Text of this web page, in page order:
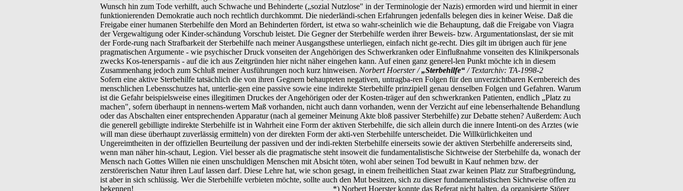
Wunsch hin zum Tode verhilft, auch Schwache und Behinderte („sozial Nutzlose" in der Terminologie der Nazis) ermorden wird und hiermit in einer
funktionierenden Demokratie auch noch rechtlich durchkommt. Die niederländi-schen Erfahrungen jedenfalls belegen dies in keiner Weise. Daß die
Freigabe einer humanen Sterbehilfe den Mord an Behinderten fördert, ist etwa so wahr-scheinlich wie die Behauptung, daß die Freigabe von Viagra
der Vergewaltigung oder Kinder-schändung Vorschub leistet. Die Gegner der Sterbehilfe werden ihrer Beweis- bzw. Argumentationslast, der sie mit
der Forde-rung nach Strafbarkeit der Sterbehilfe nach meiner Ausgangsthese unterliegen, einfach nicht ge-recht. Dies gilt im übrigen auch für jene
pragmatischen Argumente - wie psychischer Druck vonseiten der Angehörigen des Schwerkranken oder Einflußnahme vonseiten des Klinikpersonals
zwecks Kos-tenersparnis - auf die ich aus Zeitgründen hier nicht näher eingehen kann. Auf einen ganz generel-len Punkt möchte ich in diesem
Zusammenhang jedoch zum Schluß meiner Ausführungen noch kurz hinweisen. Norbert Hoerster /„Sterbehilfe“ / Textarchiv: TA-1998-2
Sofern eine aktive Sterbehilfe tatsächlich die von ihren Gegnern behaupteten negativen, untragba-ren Folgen für den unverzichtbaren Kernbereich des
menschlichen Lebensschutzes hat, unterlie-gen eine passive sowie eine indirekte Sterbehilfe prinzipiell genau denselben Folgen und Gefahren. Warum
ist die Gefahr beispielsweise eines illegitimen Druckes der Angehörigen oder der Kosten-träger auf den schwerkranken Patienten, endlich „Platz zu
machen", sofern überhaupt in nennens-wertem Maß vorhanden, nicht auch dann vorhanden, wenn der Verzicht auf eine lebenserhaltende Behandlung
oder das Abschalten einer entsprechenden Apparatur (nach al gemeiner Meinung Akte bloß passiver Sterbehilfe) zur Debatte stehen? Außerdem: Auch
die generell gebilligte indirekte Sterbehilfe ist in Wahrheit eine Form der aktiven Sterbehilfe, die sich allein durch die innere Intenti-on des Arztes (wie
will man diese überhaupt zuverlässig ermitteln) von der direkten Form der akti-ven Sterbehilfe unterscheidet. Die Willkürlichkeiten und
Ungereimtheiten in der offiziellen Beurteilung der passiven und der indi-rekten Sterbehilfe einerseits sowie der aktiven Sterbehilfe andererseits sind,
wenn man näher hin-schaut, Legion. Viel besser als die pragmatische steht insoweit die fundamentalistische Sichtweise der Sterbehilfe da, wonach der
Mensch nach Gottes Willen nie einen unschuldigen Menschen mit Absicht töten, wohl aber seinen Tod bewußt in Kauf nehmen bzw. der
zerstörerischen Natur ihren Lauf lassen darf. Diese Lehre hat, wie schon gesagt, in einem freiheitlichen Staat zwar keinen Platz zur Strafbegründung,
ist aber in sich schlüssig. Wer die Sterbehilfe verbieten möchte, sollte auch den Mut besitzen, sich zu dieser fundamentalistischen Sichtweise offen zu
bekennen! ________________________________________________ *) Norbert Hoerster konnte das Referat nicht halten, da organisierte Störer